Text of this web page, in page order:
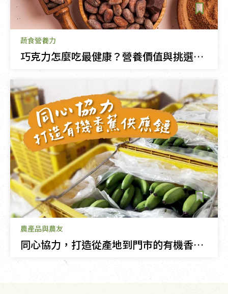
蔬食營養力
巧克力怎麼吃最健康？營養價值與挑選指南
農產品與農友
同心協力，打造從產地到門市的有機香蕉供應鏈